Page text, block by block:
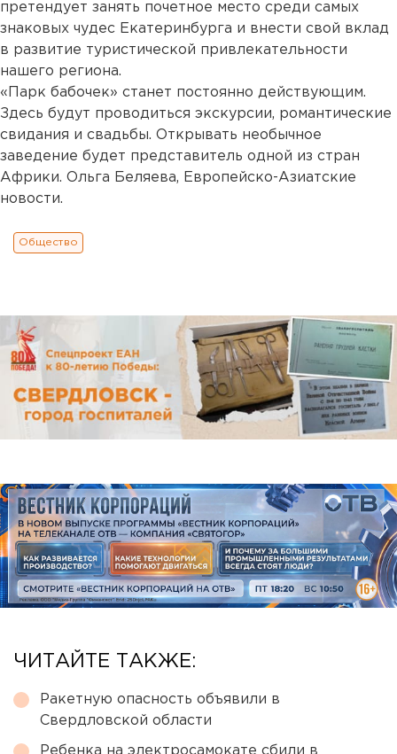
претендует занять почетное место среди самых
знаковых чудес Екатеринбурга и внести свой вклад
в развитие туристической привлекательности
нашего региона.
«Парк бабочек» станет постоянно действующим.
Здесь будут проводиться экскурсии, романтические
свидания и свадьбы. Открывать необычное
заведение будет представитель одной из стран
Африки. Ольга Беляева, Европейско-Азиатские
новости.
Общество
ЧИТАЙТЕ ТАКЖЕ:
Ракетную опасность объявили в
Свердловской области
Ребенка на электросамокате сбили в